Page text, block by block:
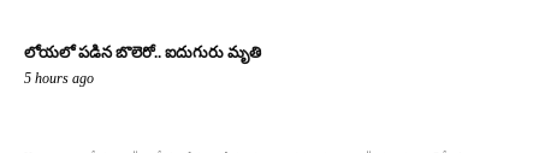
లోయలో పడిన బొలెరో.. ఐదుగురు మృతి
5 hours ago